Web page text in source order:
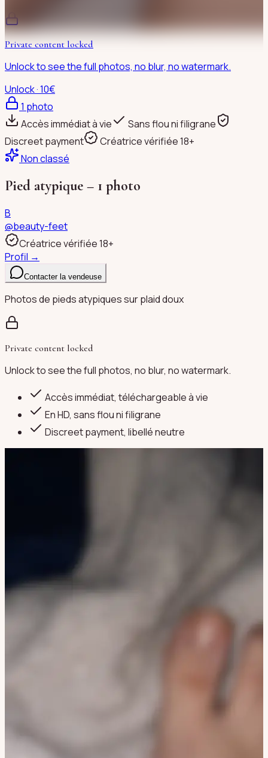
Private content locked
Unlock to see the full photos, no blur, no watermark.
Unlock · 10€
1 photo
Accès immédiat à vie
Sans flou ni filigrane
Discreet payment
Créatrice vérifiée 18+
Non classé
Pied atypique – 1 photo
B
@beauty-feet
Créatrice vérifiée 18+
Profil →
Contacter la vendeuse
Photos de pieds atypiques sur plaid doux
Private content locked
Unlock to see the full photos, no blur, no watermark.
Accès immédiat, téléchargeable à vie
En HD, sans flou ni filigrane
Discreet payment, libellé neutre